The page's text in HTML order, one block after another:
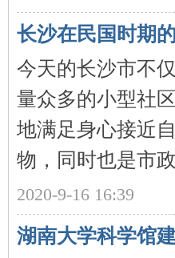
长沙在民国时期
今天的长沙市不
量众多的小型社
地满足身心接近
物，同时也是市
2020-9-16 16:39
湖南大学科学馆